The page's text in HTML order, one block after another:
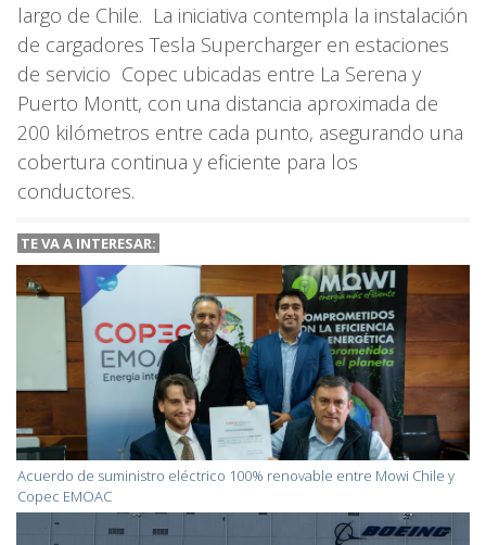
largo de Chile. La iniciativa contempla la instalación
de cargadores Tesla Supercharger en estaciones
de servicio Copec ubicadas entre La Serena y
Puerto Montt, con una distancia aproximada de
200 kilómetros entre cada punto, asegurando una
cobertura continua y eficiente para los
conductores.
TE VA A INTERESAR:
Acuerdo de suministro eléctrico 100% renovable entre Mowi Chile y
Copec EMOAC